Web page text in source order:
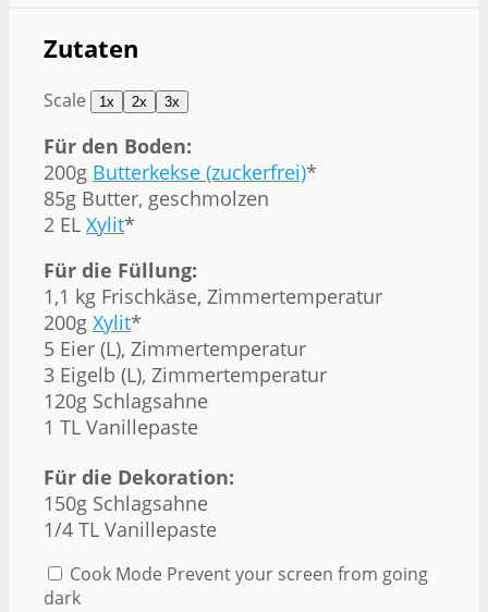
Zutaten
Scale 1x 2x 3x
Für den Boden:
200g Butterkekse (zuckerfrei)*
85g Butter, geschmolzen
2 EL Xylit*
Für die Füllung:
1,1 kg Frischkäse, Zimmertemperatur
200g Xylit*
5 Eier (L), Zimmertemperatur
3 Eigelb (L), Zimmertemperatur
120g Schlagsahne
1 TL Vanillepaste
Für die Dekoration:
150g Schlagsahne
1/4 TL Vanillepaste
Cook Mode Prevent your screen from going
dark